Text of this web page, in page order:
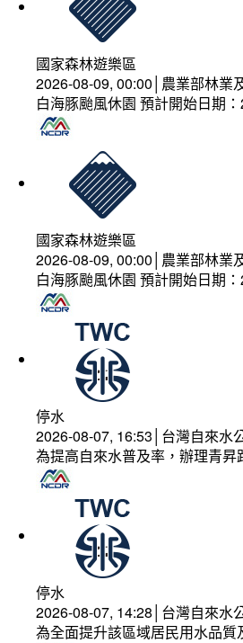
國家森林遊樂區
2026-08-09, 00:00│農業部林業
白海豚颱風休園 預計開始日期
國家森林遊樂區
2026-08-09, 00:00│農業部林業
白海豚颱風休園 預計開始日期
停水
2026-08-07, 16:53│台灣自來水
為提高自來水普及率，辦理青
停水
2026-08-07, 14:28│台灣自來水
為全面提升該區域居民用水品